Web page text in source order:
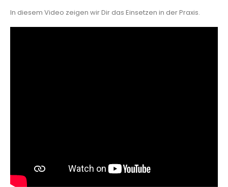
In diesem Video zeigen wir Dir das Einsetzen in der Praxis.